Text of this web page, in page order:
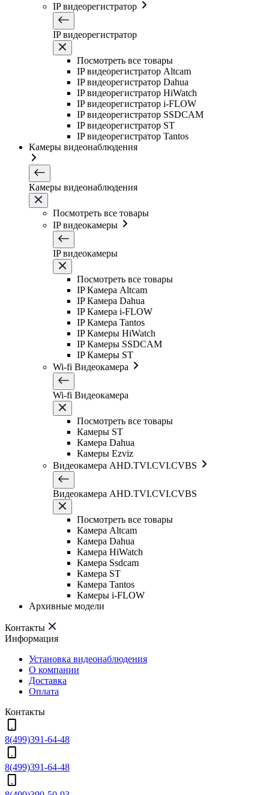
IP видеорегистратор
IP видеорегистратор
Посмотреть все товары
IP видеорегистратор Altcam
IP видеорегистратор Dahua
IP видеорегистратор HiWatch
IP видеорегистратор i-FLOW
IP видеорегистратор SSDCAM
IP видеорегистратор ST
IP видеорегистратор Tantos
Камеры видеонаблюдения
Камеры видеонаблюдения
Посмотреть все товары
IP видеокамеры
IP видеокамеры
Посмотреть все товары
IP Камера Altcam
IP Камера Dahua
IP Камера i-FLOW
IP Камера Tantos
IP Камеры HiWatch
IP Камеры SSDCAM
IP Камеры ST
Wi-fi Видеокамера
Wi-fi Видеокамера
Посмотреть все товары
Камеры ST
Камера Dahua
Камеры Ezviz
Видеокамера AHD.TVI.CVI.CVBS
Видеокамера AHD.TVI.CVI.CVBS
Посмотреть все товары
Камера Altcam
Камера Dahua
Камера HiWatch
Камера Ssdcam
Камера ST
Камера Tantos
Камеры i-FLOW
Архивные модели
Контакты
Информация
Установка видеонаблюдения
О компании
Доставка
Оплата
Контакты
8(499)391-64-48
8(499)391-64-48